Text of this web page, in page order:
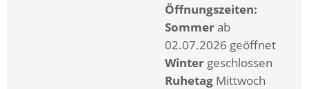
Öffnungszeiten:
Sommerab
02.07.2026 geöffnet
Winter geschlossen
Ruhetag Mittwoch